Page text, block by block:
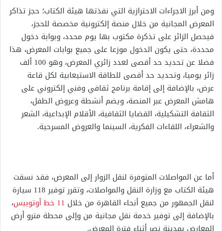
ومن أبرز الاجراءات الاحترازية التي نفذتها هيئة الكتاب؛ حجز تذاكر
المعرض المجانية من خلال منصة إلكترونية مخصصة للحجز،
فيحصل الزائر على تذكرة مكتوب بها يوم محدد، وبوابة دخول
محددة، حتى يكون الدخول موزعا على جميع بوابات المعرض، هذا
فضلا عن تحديد حد أقصى لعدد زائري المعرض، وهو 100 ألف
زائر يوميا، وتحديد حد أقصى للطاقة الاستيعابية لكل قاعة
عرض، بالإضافة إلى إقامة برنامج ثقافي وفني إلكتروني على
هامش المعرض عبر المنصة، ويضم أنشطة وعروض الطفل،
الثقافة التشكيلية، القضايا الثقافية، الأقلام الإبداعية، الشعر
والشعراء، اللقاءات الفكرية، السينما والعروض المسرحية.
أما عن المواصلات المتوفرة لنقل الزوار إلى المعرض، فقد نسقت
هيئة الكتاب مع وزارة النقل والمواصلات، وتقرر توفير 118 سيارة
لنقل الجمهور من جميع أنحاء القاهرة من خلال 11 خط أوتوبيس
،
بالإضافة إلى توفير خدمة نقل مجانية من وإلى محطة مترو أرض